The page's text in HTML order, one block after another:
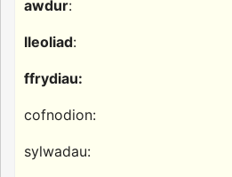
awdur:
lleoliad:
ffrydiau:
cofnodion:
sylwadau: